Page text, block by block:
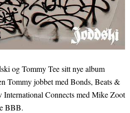
og Tommy Tee sitt nye album
Tommy jobbet med Bonds, Beats &
International Connects med Mike Zoot
BBB.